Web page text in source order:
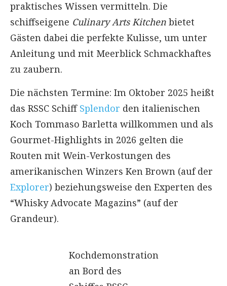
praktisches Wissen vermitteln. Die
schiffseigene Culinary Arts Kitchen bietet
Gästen dabei die perfekte Kulisse, um unter
Anleitung und mit Meerblick Schmackhaftes
zu zaubern.
Die nächsten Termine: Im Oktober 2025 heißt
das RSSC Schiff Splendor den italienischen
Koch Tommaso Barletta willkommen und als
Gourmet-Highlights in 2026 gelten die
Routen mit Wein-Verkostungen des
amerikanischen Winzers Ken Brown (auf der
Explorer) beziehungsweise den Experten des
“Whisky Advocate Magazins” (auf der
Grandeur).
Kochdemonstration
an Bord des